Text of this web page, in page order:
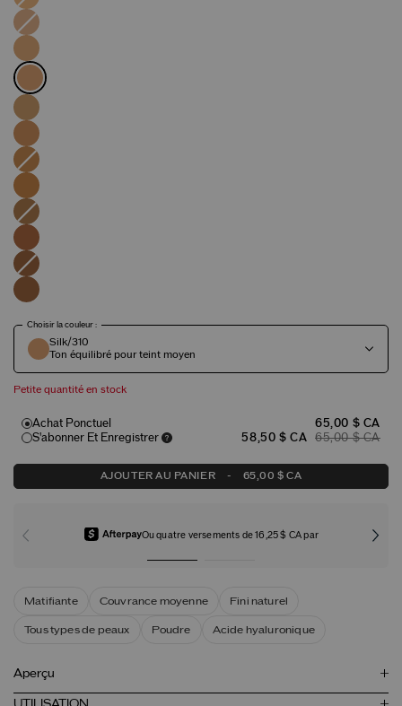
Choisir la couleur :
Silk/310
Ton équilibré pour teint moyen
Petite quantité en stock
Achat Ponctuel
65,00 $ CA
S'abonner Et Enregistrer
58,50 $ CA 65,00 $ CA
AJOUTER AU PANIER - 65,00 $ CA
Ou quatre versements de 16,25 $ CA par
Matifiante Couvrance moyenne Fini naturel
Tous types de peaux Poudre Acide hyaluronique
Aperçu